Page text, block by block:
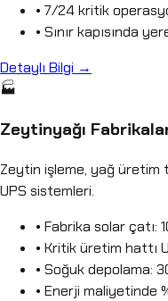
• 7/24 kritik
• Sınır kapısında
Detaylı Bilgi →
🏭
Zeytinyağı
Zeytin işleme, yağ üretim
UPS sistemleri.
• Fabrika solar çatı:
• Kritik üretim hattı
• Soğuk depolama:
• Enerji maliyetinde